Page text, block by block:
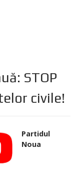
STOP
civile!
Partidul
Noua